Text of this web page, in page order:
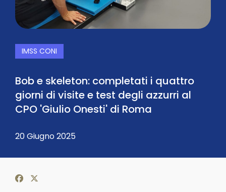
IMSS CONI
Bob e skeleton: completati i quattro
giorni di visite e test degli azzurri al
CPO 'Giulio Onesti' di Roma
Dettagli
20 Giugno 2025